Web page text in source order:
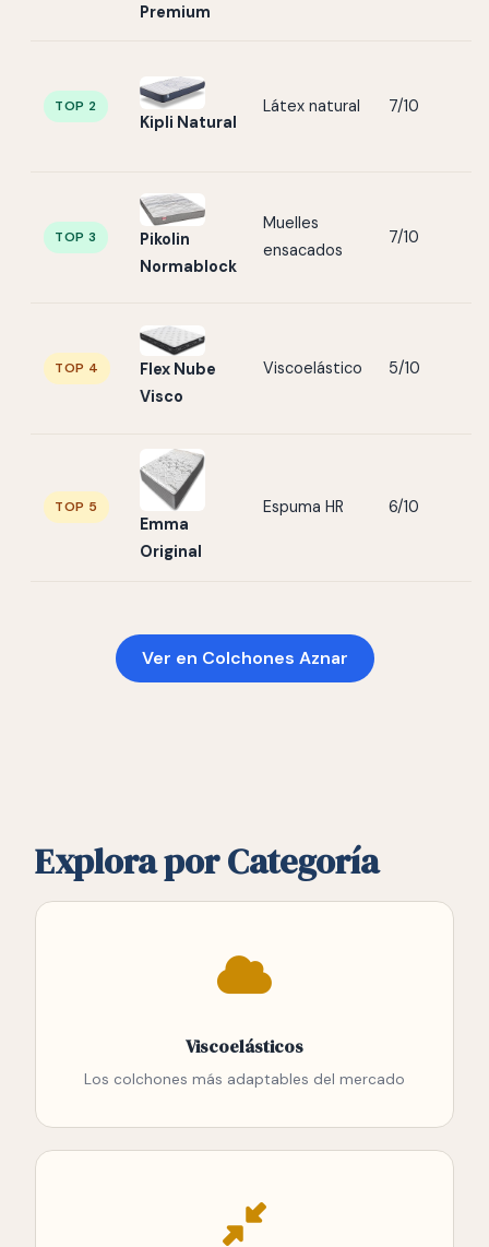
Premium
TOP 2
Kipli Natural
Látex natural 7/10
TOP 3
Pikolin
Normablock
Muelles
ensacados
7/10
TOP 4
Flex Nube
Visco
Viscoelástico 5/10
TOP 5
Emma
Original
Espuma HR 6/10
Ver en Colchones Aznar
Explora por Categoría
Viscoelásticos
Los colchones más adaptables del mercado